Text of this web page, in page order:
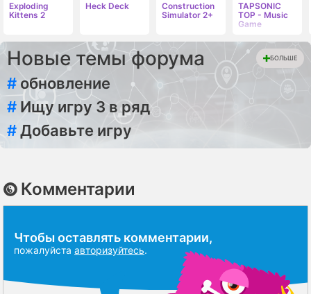
Exploding
Kittens 2
Heck Deck
Construction
Simulator 2+
TAPSONIC
TOP - Music
Game
Новые темы форума БОЛЬШЕ
# обновление
# Ищу игру 3 в ряд
#Добавьте игру
Комментарии
Чтобы оставлять комментарии,
пожалуйста авторизуйтесь.